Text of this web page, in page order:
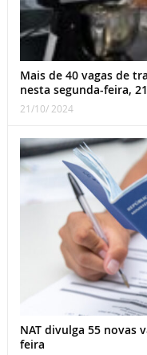
Mais de 40 vagas de
nesta segunda-feira, 21
21/10/ 2024
NAT divulga 55 novas
feira